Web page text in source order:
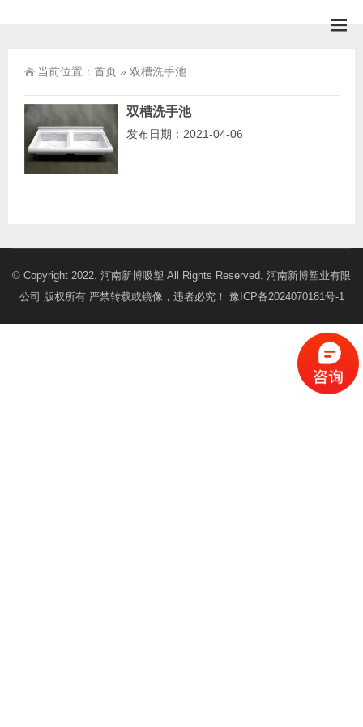
当前位置： 首页 » 双槽洗手池
双槽洗手池
发布日期：2021-04-06
© Copyright 2022. 河南新博吸塑 All Rights Reserved. 河南新博塑业有限
公司 版权所有 严禁转载或镜像，违者必究！ 豫ICP备2024070181号-1